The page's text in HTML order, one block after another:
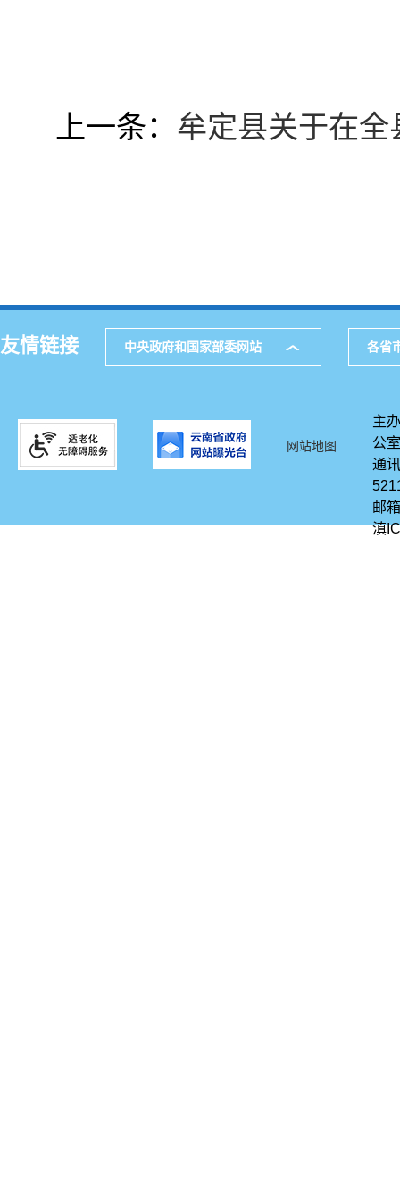
上一条： 牟定县关于在
友情链接 中央政府和国家部委网站 各省
网站地图
主
公室
通
邮
滇